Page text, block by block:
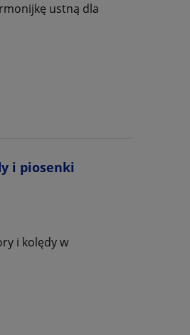
ustną dla
i piosenki
i kolędy w